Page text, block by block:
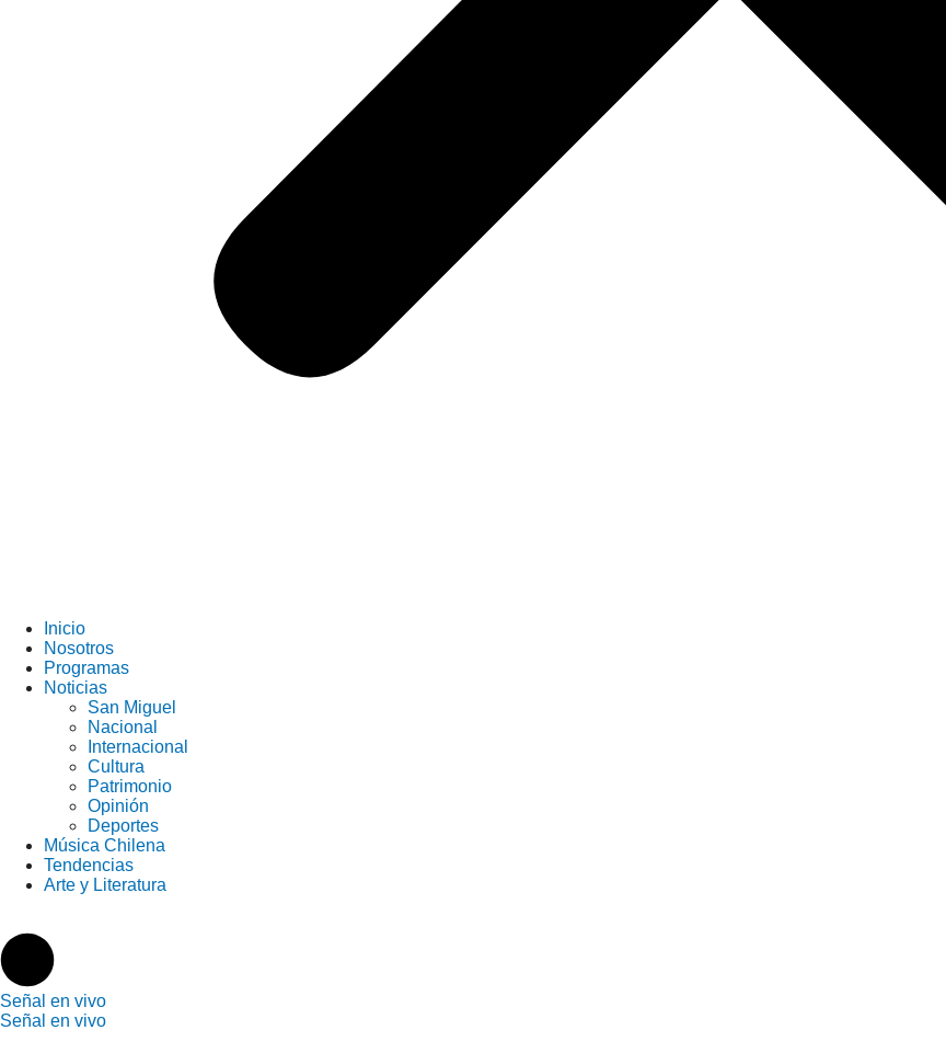
Inicio
Nosotros
Programas
Noticias
San Miguel
Nacional
Internacional
Cultura
Patrimonio
Opinión
Deportes
Música Chilena
Tendencias
Arte y Literatura
Seña en vivo
Seña en vivo